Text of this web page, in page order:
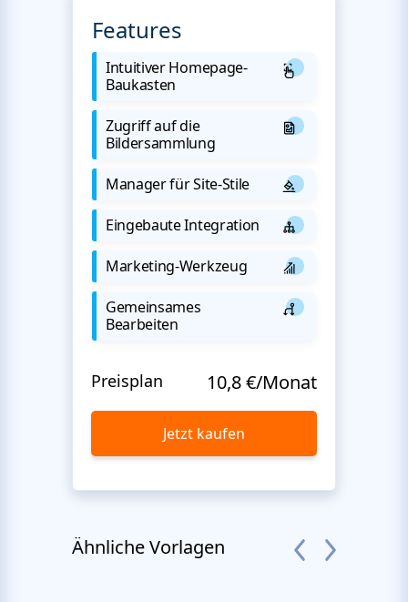
Features
Intuitiver Homepage-
Baukasten
Zugriff auf die
Bildersammlung
Manager für Site-Stile
Eingebaute Integration
Marketing-Werkzeug
Gemeinsames
Bearbeiten
Preisplan 10,8 €/Monat
Jetzt kaufen
Ähnliche Vorlagen